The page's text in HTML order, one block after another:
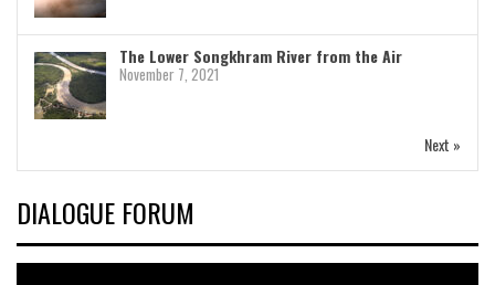
The Lower Songkhram River from the Air
November 7, 2021
Next »
DIALOGUE FORUM